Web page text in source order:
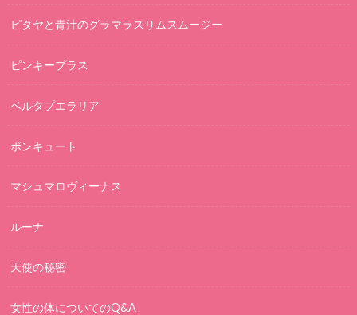
ピタヤと青汁のグラマラスリムスムージー
ピンキープラス
ベルタプエラリア
ボンキュート
マシュマロヴィーナス
ルーナ
天使の秘密
女性の体についてのQ&A